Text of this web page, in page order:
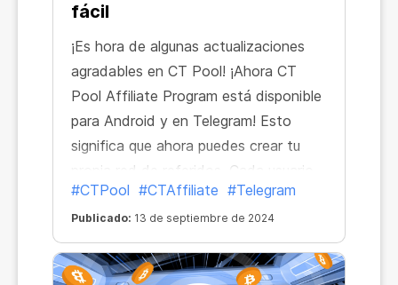
fácil
¡Es hora de algunas actualizaciones
agradables en CT Pool! ¡Ahora CT
Pool Affiliate Program está disponible
para Android y en Telegram! Esto
significa que ahora puedes crear tu
propia red de referidos. Cada usuario
invitado te aportará el % de sus
ingresos mineros. Y si además invitan
a nuevos usuarios, también obtendrás
tu % de su minado. ¡Hasta 10 niveles
#CTPool #CTAffiliate #Telegram
Publicado: 13 de septiembre de 2024